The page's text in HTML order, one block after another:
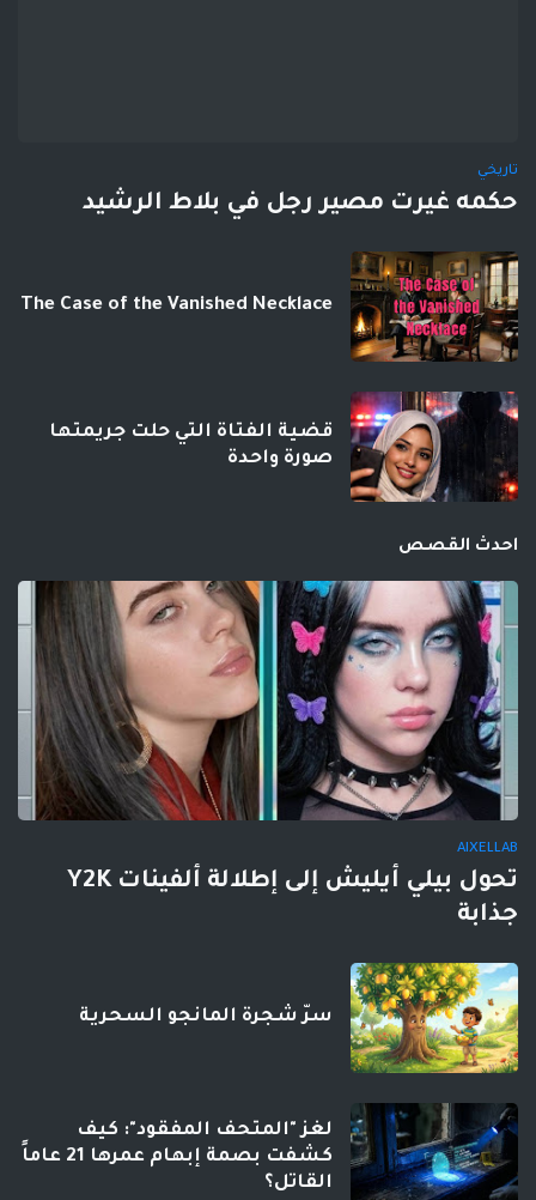
تاريخي
حكمه غيرت مصير رجل في بلاط الرشيد
The Case of the Vanished Necklace
قضية الفتاة التي حلت جريمتها
صورة واحدة
احدث القصص
AIXELLAB
تحول بيلي أيليش إلى إطلالة ألفينات Y2K
جذابة
سرّ شجرة المانجو السحرية
لغز "المتحف المفقود": كيف
كشفت بصمة إبهام عمرها 21 عاماً
القاتل؟